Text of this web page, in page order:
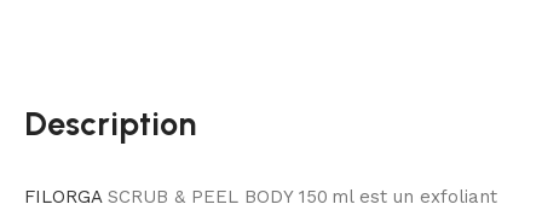
Description
FILORGASCRUB & PEEL BODY 150 ml est un exfoliant